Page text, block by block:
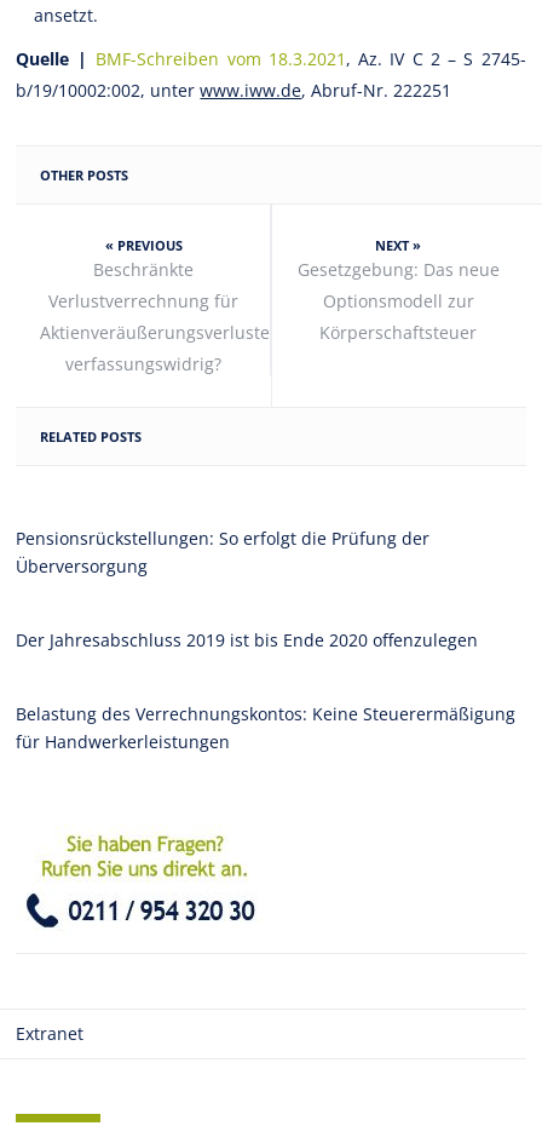
ansetzt.
Quelle | BMF-Schreiben vom 18.3.2021 , Az. IV C 2 – S 2745-
b/19/10002:002, unterwww.iww.de, Abruf-Nr. 222251
OTHER POSTS
« PREVIOUS
Beschränkte
Verlustverrechnung für
Aktienveräußerungsverluste
verfassungswidrig?
NEXT »
Gesetzgebung: Das neue
Optionsmodell zur
Körperschaftsteuer
RELATED POSTS
Pensionsrückstellungen: So erfolgt die Prüfung der
Überversorgung
Der Jahresabschluss 2019 ist bis Ende 2020 offenzulegen
Belastung des Verrechnungskontos: Keine Steuerermäßigung
für Handwerkerleistungen
Extranet